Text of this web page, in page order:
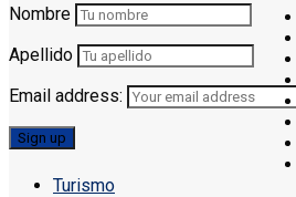
Nombre
Apellido
Email address:
Turismo